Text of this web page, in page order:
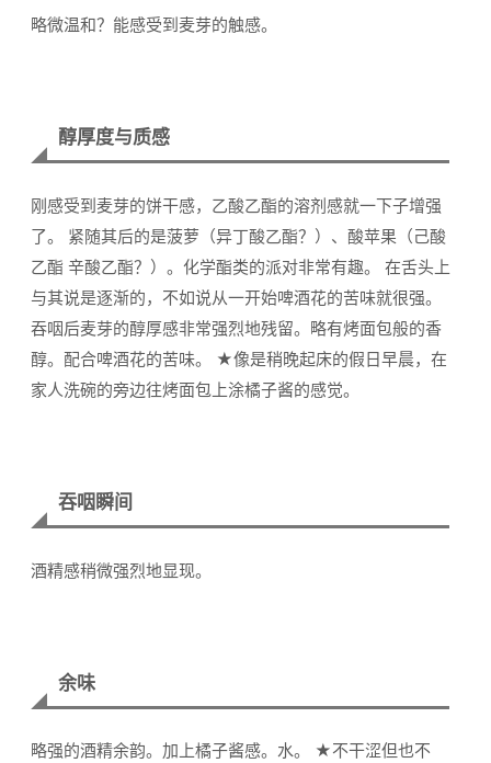
略微温和？能感受到麦芽的触感。
醇厚度与质感
刚感受到麦芽的饼干感，乙酸乙酯的溶剂感就一下子增强
了。 紧随其后的是菠萝（异丁酸乙酯？）、酸苹果（己酸
乙酯 辛酸乙酯？）。化学酯类的派对非常有趣。 在舌头上
与其说是逐渐的，不如说从一开始啤酒花的苦味就很强。
吞咽后麦芽的醇厚感非常强烈地残留。略有烤面包般的香
醇。配合啤酒花的苦味。 ★像是稍晚起床的假日早晨，在
家人洗碗的旁边往烤面包上涂橘子酱的感觉。
吞咽瞬间
酒精感稍微强烈地显现。
余味
略强的酒精余韵。加上橘子酱感。水。 ★不干涩但也不